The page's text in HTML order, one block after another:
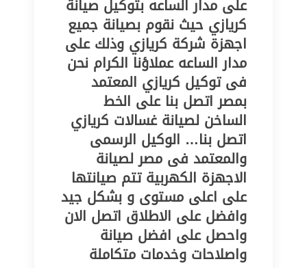
على مدار الساعه بتوكيل صيانة
كريازي حيث نقوم بصيانة جميع
اجهزة شركة كريازي وذلك على
مدار الساعه عملاؤنا الكرام نحن
فى توكيل كريازي المعتمد
بمصر اتصل بنا على الخط
الساخن لصيانة غسالات كريازي
اتصل بنا… الوكيل الرسمى
والمعتمد فى مصر لصيانة
الاجهزة الكهربية تتم صيانتها
على اعلى مستوى و بشكل جيد
وافضل على الاطلاق اتصل الان
واحصل على افضل صيانة
واصلاحات وخدمات متكاملة